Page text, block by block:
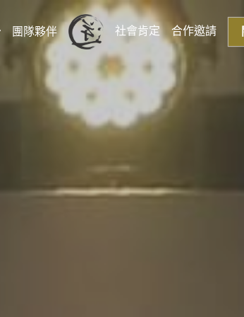
團隊夥伴 社會肯定 合作邀請